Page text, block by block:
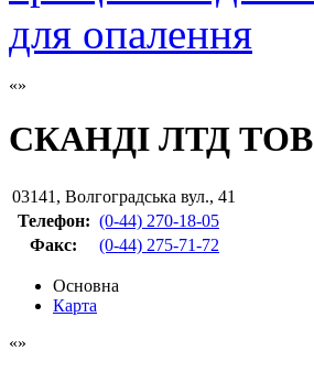
СКАНДІ ЛТД ТОВ
03141 , Волгоградська вул., 41
Телефон: (0-44) 270-18-05
Факс: (0-44) 275-71-72
Основна
Карта